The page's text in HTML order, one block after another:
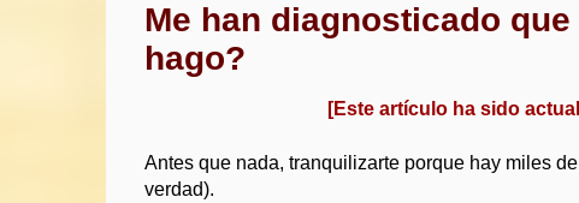
Me han diagnosticado
hago?
[Este artículo ha sido
Antes que nada, tranquilizarte porque hay miles
verdad).